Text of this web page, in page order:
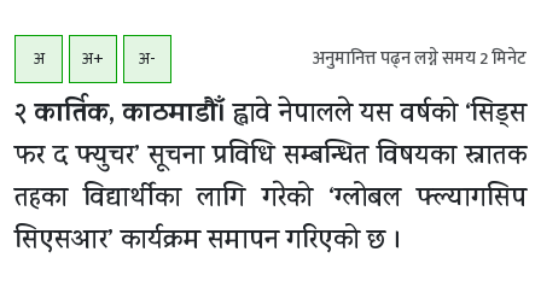
अ अ+ अ- अनुमानित्त पढ्न लग्ने समय2मिनेट
२ कार्तिक, काठमाडाैँ।ह्वावे नेपालले यस वर्षको ‘सिड्स
फर द फ्युचर’ सूचना प्रविधि सम्बन्धित विषयका स्नातक
तहका विद्यार्थीका लागि गरेको ‘ग्लोबल फ्ल्यागसिप
सिएसआर’ कार्यक्रम समापन गरिएको छ ।